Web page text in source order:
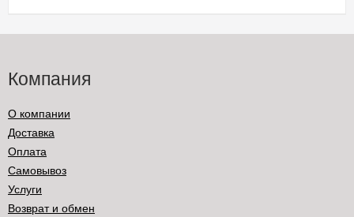
Компания
О компании
Доставка
Оплата
Самовывоз
Услуги
Возврат и обмен